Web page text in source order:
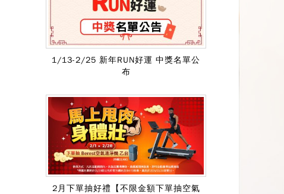
1/13-2/25 新年RUN好運 中獎名單公
布
2月下單抽好禮【不限金額下單抽空氣